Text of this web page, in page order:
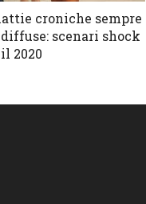
croniche sempre
scenari shock
2020